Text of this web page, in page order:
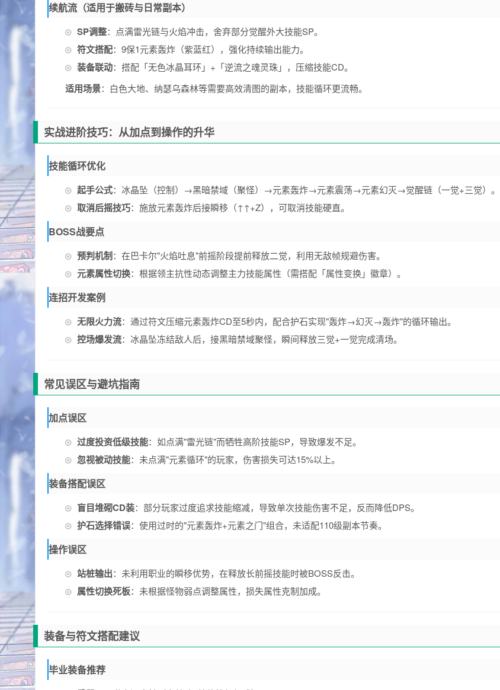
续航流（适用于搬砖与日常副本）
SP调整：点满雷光链与火焰冲击，舍弃部分觉醒外大技能SP。
符文搭配：9保1元素轰炸（紫蓝红），强化持续输出能力。
装备联动：搭配「无色冰晶耳环」+「逆流之魂灵珠」，压缩技能CD。
适用场景：白色大地、纳瑟乌森林等需要高效清图的副本，技能循环更流畅。
实战进阶技巧：从加点到操作的升华
技能循环优化
起手公式：冰晶坠（控制）→黑暗禁域（聚怪）→元素轰炸→元素震荡→元素幻灭→觉醒链（一觉+三觉）。
取消后摇技巧：施放元素轰炸后接瞬移（↑↑+Z），可取消技能硬直。
BOSS战要点
预判机制：在巴卡尔"火焰吐息"前摇阶段提前释放二觉，利用无敌帧规避伤害。
元素属性切换：根据领主抗性动态调整主力技能属性（需搭配「属性变换」徽章）。
连招开发案例
无限火力流：通过符文压缩元素轰炸CD至5秒内，配合护石实现"轰炸→幻灭→轰炸"的循环输出。
控场爆发流：冰晶坠冻结敌人后，接黑暗禁域聚怪，瞬间释放三觉+一觉完成清场。
常见误区与避坑指南
加点误区
过度投资低级技能：如点满"雷光链"而牺牲高阶技能SP，导致爆发不足。
忽视被动技能：未点满"元素循环"的玩家，伤害损失可达15%以上。
装备搭配误区
盲目堆砌CD装：部分玩家过度追求技能缩减，导致单次技能伤害不足，反而降低DPS。
护石选择错误：使用过时的"元素轰炸+元素之门"组合，未适配110级副本节奏。
操作误区
站桩输出：未利用职业的瞬移优势，在释放长前摇技能时被BOSS反击。
属性切换死板：未根据怪物弱点调整属性，损失属性克制加成。
装备与符文搭配建议
毕业装备推荐